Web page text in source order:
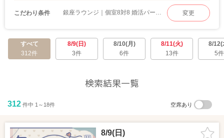
こだわり条件 銀座ラウンジ｜個室8対8 婚活パーティー 変更
すべて
312件
8/9(日)
3件
8/10(月)
6件
8/11(火)
13件
8/12(
5件
検索結果一覧
312 件中 1～18件 空席あり
8/9(日)